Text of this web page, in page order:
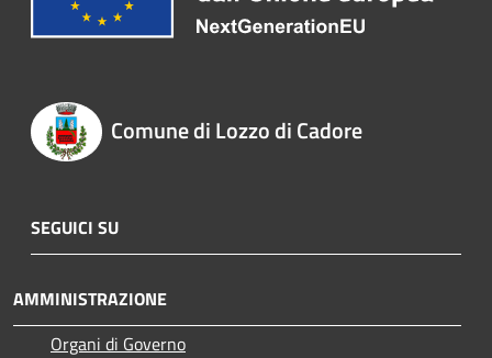
Comune di Lozzo di Cadore
SEGUICI SU
AMMINISTRAZIONE
Organi di Governo